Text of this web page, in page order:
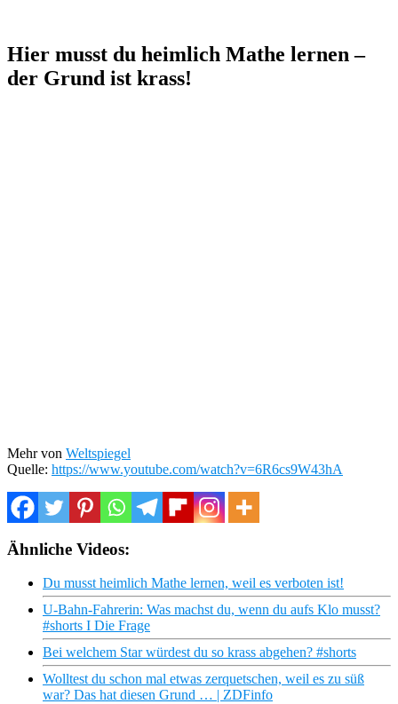
Hier musst du heimlich Mathe lernen –
der Grund ist krass!
Mehr von Weltspiegel
Quelle: https://www.youtube.com/watch?v=6R6cs9W43hA
Ähnliche Videos:
Du musst heimlich Mathe lernen, weil es verboten ist!
U-Bahn-Fahrerin: Was machst du, wenn du aufs Klo musst?
#shorts I Die Frage
Bei welchem Star würdest du so krass abgehen? #shorts
Wolltest du schon mal etwas zerquetschen, weil es zu süß
war? Das hat diesen Grund … | ZDFinfo